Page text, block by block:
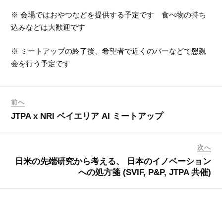
※ 会場ではおやつなどを提供する予定です 食べ物の持ち
込みなどは大歓迎です
※ ミートアップの終了後、希望者で近くのバーなどで懇親
会を行う予定です
前へ
JTPA x NRI ベイエリア AI ミートアップ
次へ
日米の先端研究から考える、 日本のイノベーション
への処方箋 (SVIF, P&P, JTPA 共催)